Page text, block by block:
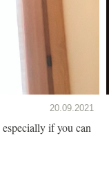
20.09.2021
if you can